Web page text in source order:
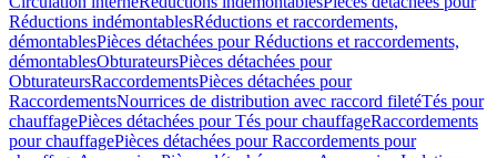
Réductions indémontablesRéductions et raccordements,
démontablesPièces détachées pour Réductions et raccordements,
démontablesObturateursPièces détachées pour
ObturateursRaccordementsPièces détachées pour
RaccordementsNourrices de distribution avec raccord filetéTés pour
chauffagePièces détachées pour Tés pour chauffageRaccordements
pour chauffagePièces détachées pour Raccordements pour